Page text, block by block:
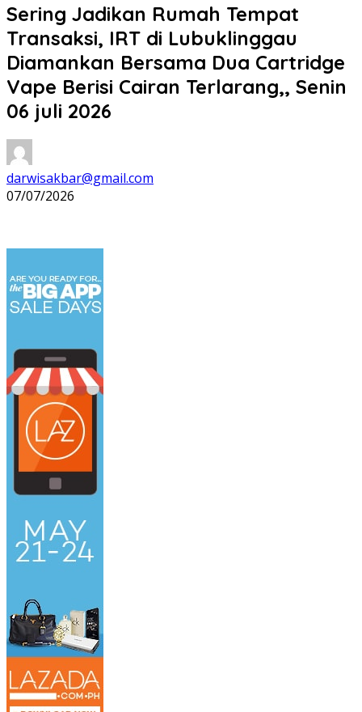
Sering Jadikan Rumah Tempat
Transaksi, IRT di Lubuklinggau
Diamankan Bersama Dua Cartridge
Vape Berisi Cairan Terlarang,, Senin
06 juli 2026
darwisakbar@gmail.com
07/07/2026